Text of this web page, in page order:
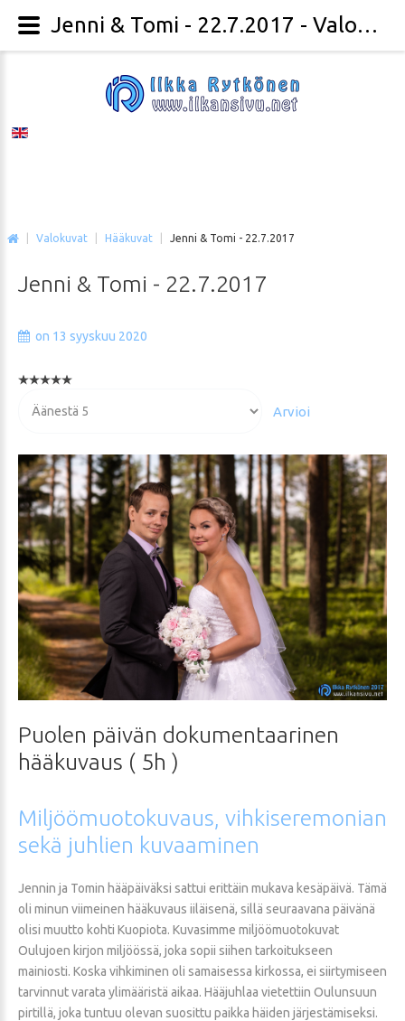
Valokuvat Hääkuvat Jenni & Tomi - 22.7.2017
Jenni & Tomi - 22.7.2017
on 13 syyskuu 2020
arvioida
Puolen päivän dokumentaarinen
hääkuvaus ( 5h )
Miljöömuotokuvaus, vihkiseremonian
sekä juhlien kuvaaminen
Jennin ja Tomin hääpäiväksi sattui erittäin mukava kesäpäivä. Tämä
oli minun viimeinen hääkuvaus iiläisenä, sillä seuraavana päivänä
olisi muutto kohti Kuopiota. Kuvasimme miljöömuotokuvat
Oulujoen kirjon miljöössä, joka sopii siihen tarkoitukseen
mainiosti. Koska vihkiminen oli samaisessa kirkossa, ei siirtymiseen
tarvinnut varata ylimääristä aikaa. Hääjuhlaa vietettiin Oulunsuun
pirtillä, joka tuntuu olevan suosittu paikka häiden järjestämiseksi.
Jenni & Tomi - 22.7.2017 - Valokuvaaja Ilkka Rytkönen